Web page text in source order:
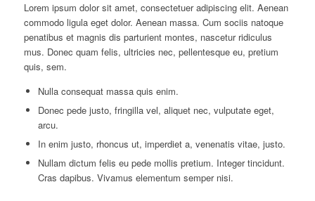
Lorem ipsum dolor sit amet, consectetuer adipiscing elit. Aenean
commodo ligula eget dolor. Aenean massa. Cum sociis natoque
penatibus et magnis dis parturient montes, nascetur ridiculus
mus. Donec quam felis, ultricies nec, pellentesque eu, pretium
quis, sem.
Nulla consequat massa quis enim.
Donec pede justo, fringilla vel, aliquet nec, vulputate eget,
arcu.
In enim justo, rhoncus ut, imperdiet a, venenatis vitae, justo.
Nullam dictum felis eu pede mollis pretium. Integer tincidunt.
Cras dapibus. Vivamus elementum semper nisi.